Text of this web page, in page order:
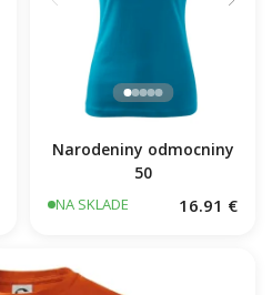
Narodeniny odmocniny
50
NA SKLADE 16.91 €